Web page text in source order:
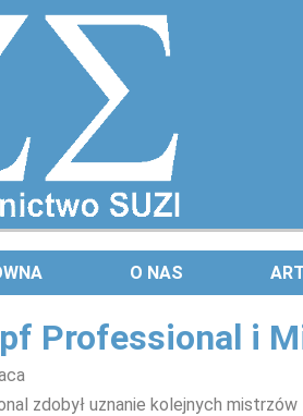
O NAS
Professional i
zdobył uznanie kolejnych mistrzów